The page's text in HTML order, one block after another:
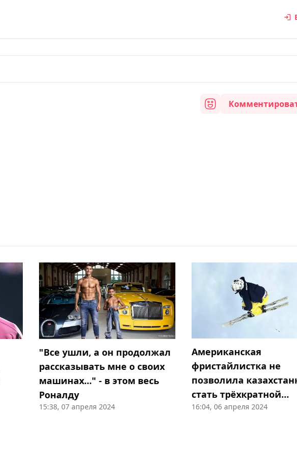
"Все ушли, а он продолжал
рассказывать мне о своих
машинах..." - в этом весь
Роналду
15:38, 07 апреля 2024
Американская
фристайлистка не
позволила
стать трёхкратной
чемпионкой мира
16:04, 06 апреля 2024